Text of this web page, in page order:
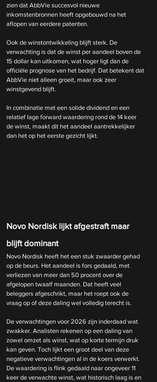
zien dat AbbVie succesvol nieuwe
inkomstenbronnen heeft opgebouwd na het
aflopen van eerdere patenten.
Ook de winstontwikkeling blijft sterk. De
verwachting is dat de winst per aandeel boven de
15 dollar kan uitkomen, wat hoger ligt dan de
officiële prognose van het bedrijf. Dat betekent dat
AbbVie niet alleen groeit, maar ook zeer
winstgevend blijft.
In combinatie met een solide dividend en een
relatief lage forward waardering rond de 14 keer
de winst, maakt dit het aandeel aantrekkelijker
dan het op het eerste gezicht lijkt.
Novo Nordisk lijkt afgestraft maar
blijft dominant
Novo Nordisk heeft het een stuk zwaarder gehad
op de beurs. Het aandeel is fors gedaald, met
verliezen van meer dan 50 procent over de
afgelopen twaalf maanden. Dat heeft veel
beleggers afgeschrikt, maar het roept ook de
vraag op of deze daling wel volledig terecht is.
De verwachtingen voor 2026 zijn inderdaad wat
zwakker. Analisten rekenen op een daling van
zowel omzet als winst, wat op korte termijn druk
kan geven. Toch lijkt een groot deel van deze
negatieve verwachtingen al in de koers verwerkt.
De waardering is flink gedaald naar ongeveer 11
keer de verwachte winst, wat historisch laag is en